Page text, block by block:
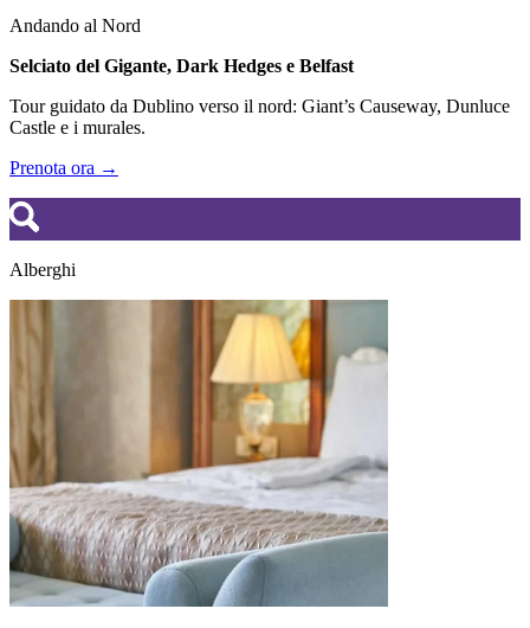
Andando al Nord
Selciato del Gigante, Dark Hedges e Belfast
Tour guidato da Dublino verso il nord: Giant’s Causeway, Dunluce
Castle e i murales.
Prenota ora →
Alberghi